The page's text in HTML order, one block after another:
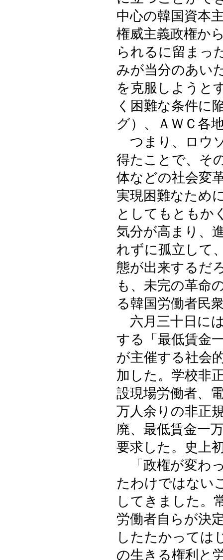
中心の韓国資本
権威主義政権か
られるに留まっ
みが当分のあい
を克服しようと
く困難な条件に
グ）、ＡＷＣ各
つまり、ロウ
得たことで、そ
体などの社会変
実現困難なため
としてもともか
気分が高まり、
れずに孤立して
態が出来するだ
も、未完の革命
る韓国労働者民
六月三十日に
する「最低賃金
が主催する社会
加した。学校非
設現場労働者、
万人余りの非正
廃、最低賃金一
要求した。史上
「政権が変わ
たわけではない
してきました。
労働者自らが決
したたかっては
の生きる権利と